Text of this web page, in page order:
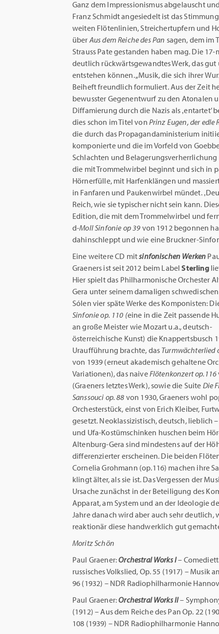
Ganz dem Impressionismus abgelauscht
Franz Schmidt angesiedelt ist das
weiten Flötenlinien, Streichertupfern und
überAus dem Reiche des Pan sagen, dem im
Strauss Pate gestanden haben mag. Die
deutlich rückwärtsgewandtes Werk, das
entstehen können. „Musik, die sich ihrer
Beiheft freundlich formuliert. Aus der Zeit
bewusster Gegenentwurf zu den Atonalen
Diffamierung durch die Nazis als
dies schon im Titel von Prinz Eugen, der
die durch das Propagandaministerium
komponierte und die im Vorfeld von
Schlachten und
die mit Trommelwirbel beginnt und sich in
Hörnerfülle, mit Harfenklängen und
in Fanfaren und Paukenwirbel mündet.
Reich, wie sie typischer nicht sein kann.
Edition, die mit dem Trommelwirbel und
d-Moll Sinfonie op 39 von 1912 begonnen
dahinschleppt und wie eine Bruckner-
Eine weitere CD mitsinfonischen Werken
Graeners ist seit 2012 beim LabelSterling
Hier spielt das Philharmonische Orchester
Gera unter seinem damaligen
Sólen vier späte Werke des Komponisten:
Sinfonie op. 110 (eine in die Zeit passende
an große Meister wie Mozart u.a., deutsch-
österreichische Kunst) die Knappertsbusch
Uraufführung brachte, das Turmwächterlied
von 1939 (erneut akademisch gehaltene
Variationen), das naiveFlötenkonzert op.116
(Graeners letztes Werk), sowie die Suite Die
Sanssouci op. 88 von 1930, Graeners wohl
Orchesterstück, einst von Erich Kleiber,
gesetzt. Neoklassizistisch, deutsch, lieblich
und Ufa-Kostümschinken huschen beim
Altenburg-Gera sind mindestens auf der
differenzierter erscheinen. Die beiden
Cornelia Grohmann (op.116) machen ihre
klingt älter, als sie ist. Das Vergessen der
Ursache zunächst in der Beteiligung des
Apparat, am System und an der Ideologie
Jahre danach wird aber auch sehr
reaktionär diese handwerklich gut
Moritz Schön
Paul Graener:Orchestral Works I–
russisches Volkslied, Op. 55 (1917) – Musik
96 (1932) – NDR Radiophilharmonie
Paul Graener:Orchestral Works II–
(1912) – Aus dem Reiche des Pan Op. 22
108 (1939) – NDR Radiophilharmonie